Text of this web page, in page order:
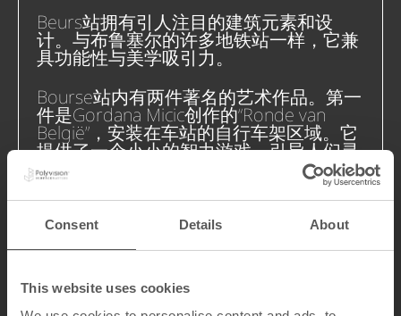
Consent Details About
This website uses cookies
Beurs站拥有引人注目的建筑元素和设
计。与布鲁塞尔的许多地铁站一样，它兼
具功能性与美学吸引力。
Bourse站内有两件著名的艺术作品。第一
件是Gordana Micic创作的“Ronde van
België”，安装在车站的自行车架区域。它
提供了一个小小的智力游戏，引导人们寻
找某些问题的答案。该作品由一幅描绘虚
构赛道的地面马赛克和一幅展示同一赛道
轮廓的壁画组成。壁画上的地形轮廓部分
被蓝色环绕，象征天空；部分点缀着绿色
第二件作品是An Marie van Gijsegem创作
的“Fietsers portretten”，由十幅骑行者肖